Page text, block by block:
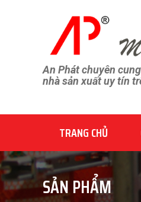
An Phát chuyên
nhà sản xuất uy tín
TRANG CHỦ
SẢN PHẨM